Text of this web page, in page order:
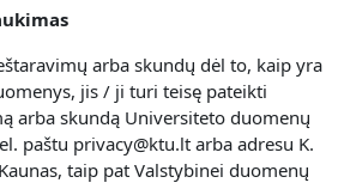
arba skundų dėl to, kaip yra
jis / ji turi teisę pateikti
arba skundą Universiteto duomenų
paštu privacy@ktu.lt arba adresu K.
taip pat Valstybinei duomenų